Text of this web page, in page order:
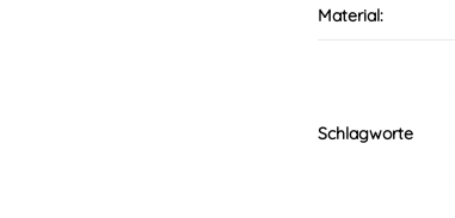
Material:
Schlagworte